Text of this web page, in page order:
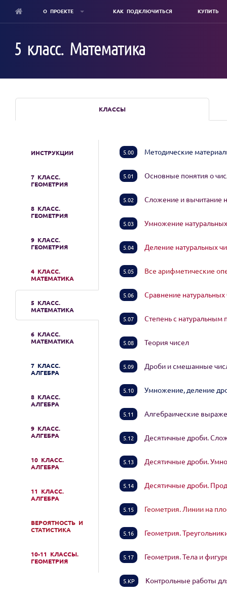
content
О ПРОЕКТЕ КАК ПОДКЛЮЧИТЬСЯ КУПИТЬ
5 класс. Математика
КЛАССЫ
ИНСТРУКЦИИ
7 КЛАСС.
ГЕОМЕТРИЯ
8 КЛАСС.
ГЕОМЕТРИЯ
9 КЛАСС.
ГЕОМЕТРИЯ
4 КЛАСС.
МАТЕМАТИКА
5 КЛАСС.
МАТЕМАТИКА
6 КЛАСС.
МАТЕМАТИКА
7 КЛАСС.
АЛГЕБРА
8 КЛАСС.
АЛГЕБРА
9 КЛАСС.
АЛГЕБРА
10 КЛАСС.
АЛГЕБРА
11 КЛАСС.
АЛГЕБРА
ВЕРОЯТНОСТЬ И
СТАТИСТИКА
10-11 КЛАССЫ.
ГЕОМЕТРИЯ
5.00 Методические
5.01 Основные понятия о
5.02 Сложение и вычитание
5.03 Умножение
5.04 Деление натуральных
5.05 Все арифметические
5.06 Сравнение
5.07 Степень с натуральным
5.08 Теория чисел
5.09 Дроби и смешанные
5.10 Умножение, деление
5.11 Алгебраические
5.12 Десятичные дроби.
5.13 Десятичные дроби.
5.14 Десятичные дроби.
5.15 Геометрия. Линии на
5.16 Геометрия.
5.17 Геометрия. Тела и
5.КР Контрольные работы